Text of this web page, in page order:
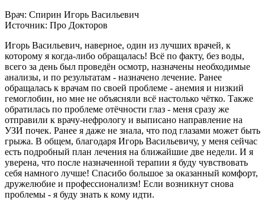
Врач: Спирин Игорь Васильевич
Источник: Про Докторов
Игорь Васильевич, наверное, один из лучших врачей, к
которому я когда-либо обращалась! Всё по факту, без воды,
всего за день был проведён осмотр, назначены необходимые
анализы​, и по результатам - назначено лечение. Ранее
обращалась к врачам по своей проблеме - анемия​ и низкий
гемоглобин, но мне не объясняли всё настолько чётко. Также
обратилась по проблеме отёчности глаз - меня сразу же
отправили к врачу-нефрологу и выписано направление на
УЗИ почек​. Ранее я даже не знала, что под глазами может быть
грыжа. В общем, благодаря Игорь Васильевичу, у меня сейчас
есть подробный план лечения на ближайшие две недели. И я
уверена, что после назначенной терапии я буду чувствовать
себя намного лучше! Спасибо большое за оказанный комфорт,
дружелюбие и профессионализм! Если возникнут снова
проблемы - я буду знать к кому идти.